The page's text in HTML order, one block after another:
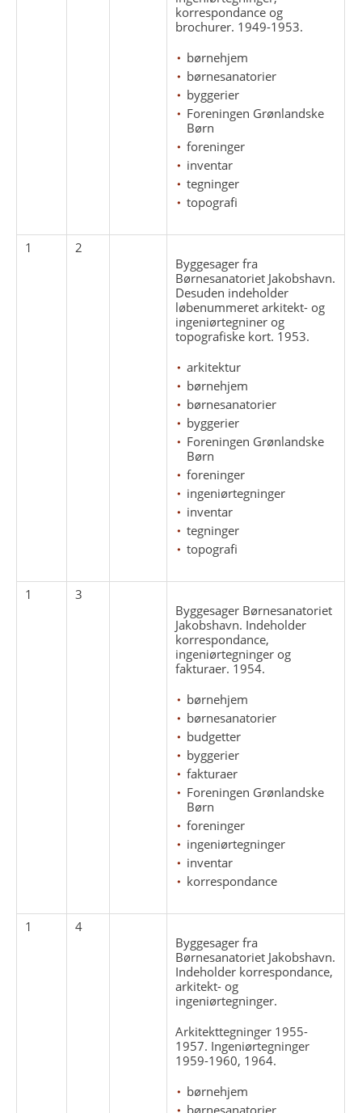
korrespondance og
brochurer. 1949-1953.
børnehjem
børnesanatorier
byggerier
Foreningen Grønlandske
Børn
foreninger
inventar
tegninger
topografi
1
2
Byggesager fra
Børnesanatoriet Jakobshavn.
Desuden indeholder
løbenummeret arkitekt- og
ingeniørtegniner og
topografiske kort. 1953.
arkitektur
børnehjem
børnesanatorier
byggerier
Foreningen Grønlandske
Børn
foreninger
ingeniørtegninger
inventar
tegninger
topografi
1
3
Byggesager Børnesanatoriet
Jakobshavn. Indeholder
korrespondance,
ingeniørtegninger og
fakturaer. 1954.
børnehjem
børnesanatorier
budgetter
byggerier
fakturaer
Foreningen Grønlandske
Børn
foreninger
ingeniørtegninger
inventar
korrespondance
1
4
Byggesager fra
Børnesanatoriet Jakobshavn.
Indeholder korrespondance,
arkitekt- og
ingeniørtegninger.
Arkitekttegninger 1955-
1957. Ingeniørtegninger
1959-1960, 1964.
børnehjem
børnesanatorier